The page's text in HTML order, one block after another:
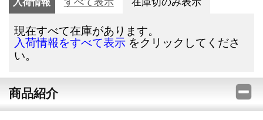
現在すべて在庫があります。
入荷情報をすべて表示 をクリックしてくださ
い。
商品紹介